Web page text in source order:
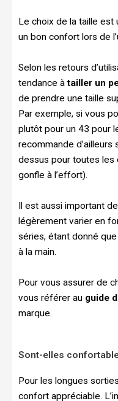
Le choix de la taille
un bon confort lors de
Selon les retours
tendance àtailler un
de prendre une taille
Par exemple, si vous
plutôt pour un 43 pour
recommande
dessus pour toutes les
gonfle à l’effort).
Il est aussi important
légèrement varier en
séries, étant donné
à la main.
Pour vous assurer de
vous référer au guide
marque.
Sont-elles
Pour les longues
confort appréciable.